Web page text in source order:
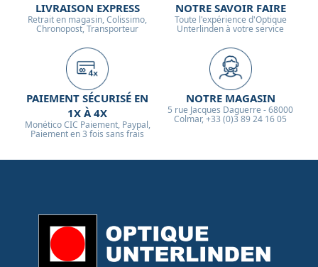
LIVRAISON EXPRESS
Retrait en magasin, Colissimo,
Chronopost, Transporteur
NOTRE SAVOIR FAIRE
Toute l'expérience d'Optique
Unterlinden à votre service
PAIEMENT SÉCURISÉ EN
1X À 4X
Monético CIC Paiement, Paypal,
Paiement en 3 fois sans frais
NOTRE MAGASIN
5 rue Jacques Daguerre - 68000
Colmar, +33 (0)3 89 24 16 05